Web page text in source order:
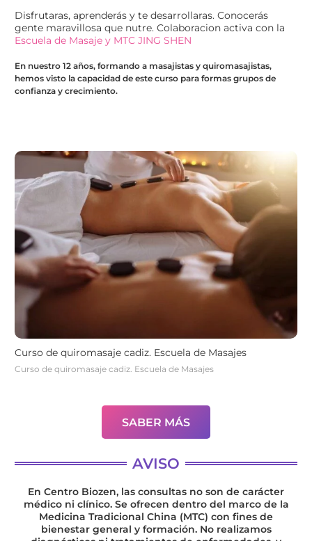
Disfrutaras, aprenderás y te desarrollaras. Conocerás
gente maravillosa que nutre. Colaboracion activa con la
Escuela de Masaje y MTC JING SHEN
En nuestro 12 años, formando a masajistas y quiromasajistas,
hemos visto la capacidad de este curso para formas grupos de
confianza y crecimiento.
Curso de quiromasaje cadiz. Escuela de Masajes
Curso de quiromasaje cadiz. Escuela de Masajes
SABER MÁS
AVISO
En Centro Biozen, las consultas no son de carácter
médico ni clínico. Se ofrecen dentro del marco de la
Medicina Tradicional China (MTC) con fines de
bienestar general y formación. No realizamos